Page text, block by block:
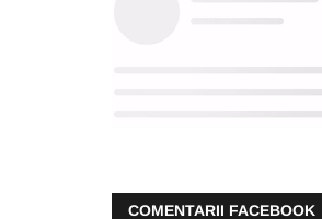
COMENTARII FACEBOOK